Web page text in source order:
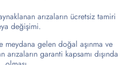
arızaların ücretsiz tamiri
değişimi.
meydana gelen doğal aşınma ve
garanti kapsamı dışında